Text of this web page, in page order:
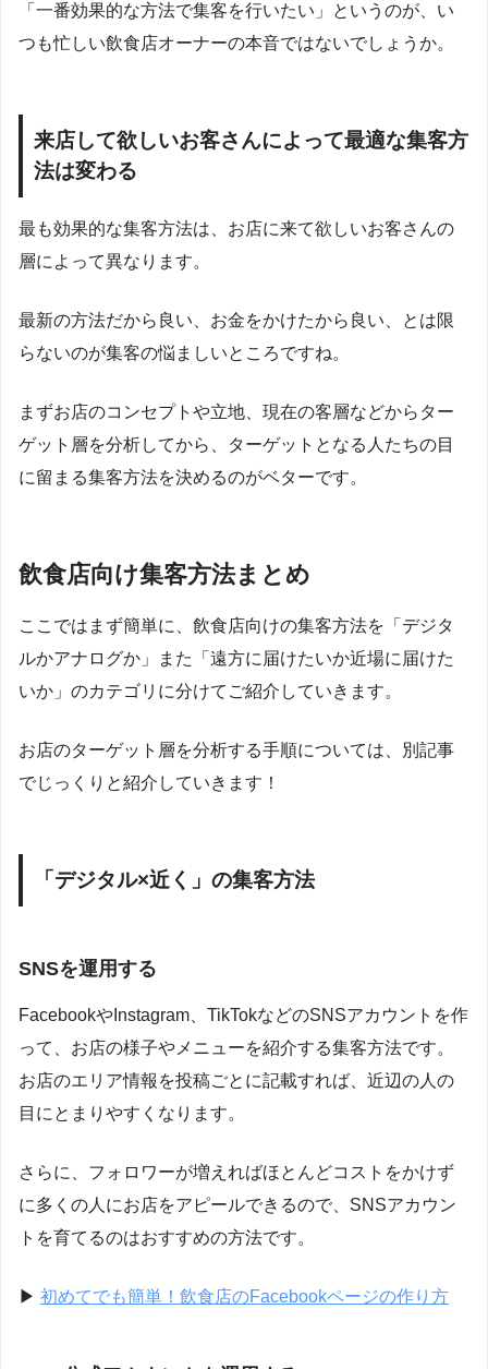
「一番効果的な方法で集客を行いたい」というのが、い
つも忙しい飲食店オーナーの本音ではないでしょうか。
来店して欲しいお客さんによって最適な集客方
法は変わる
最も効果的な集客方法は、お店に来て欲しいお客さんの
層によって異なります。
最新の方法だから良い、お金をかけたから良い、とは限
らないのが集客の悩ましいところですね。
まずお店のコンセプトや立地、現在の客層などからター
ゲット層を分析してから、ターゲットとなる人たちの目
に留まる集客方法を決めるのがベターです。
飲食店向け集客方法まとめ
ここではまず簡単に、飲食店向けの集客方法を「デジタ
ルかアナログか」また「遠方に届けたいか近場に届けた
いか」のカテゴリに分けてご紹介していきます。
お店のターゲット層を分析する手順については、別記事
でじっくりと紹介していきます！
「デジタル×近く」の集客方法
SNSを運用する
Facebookや Instagram、TikTokなどのSNSアカウントを作
って、お店の様子やメニューを紹介する集客方法です。
お店のエリア情報を投稿ごとに記載すれば、近辺の人の
目にとまりやすくなります。
さらに、フォロワーが増えればほとんどコストをかけず
に多くの人にお店をアピールできるので、SNSアカウン
トを育てるのはおすすめの方法です。
▶︎ 初めてでも簡単！飲食店のFacebookページの作り方